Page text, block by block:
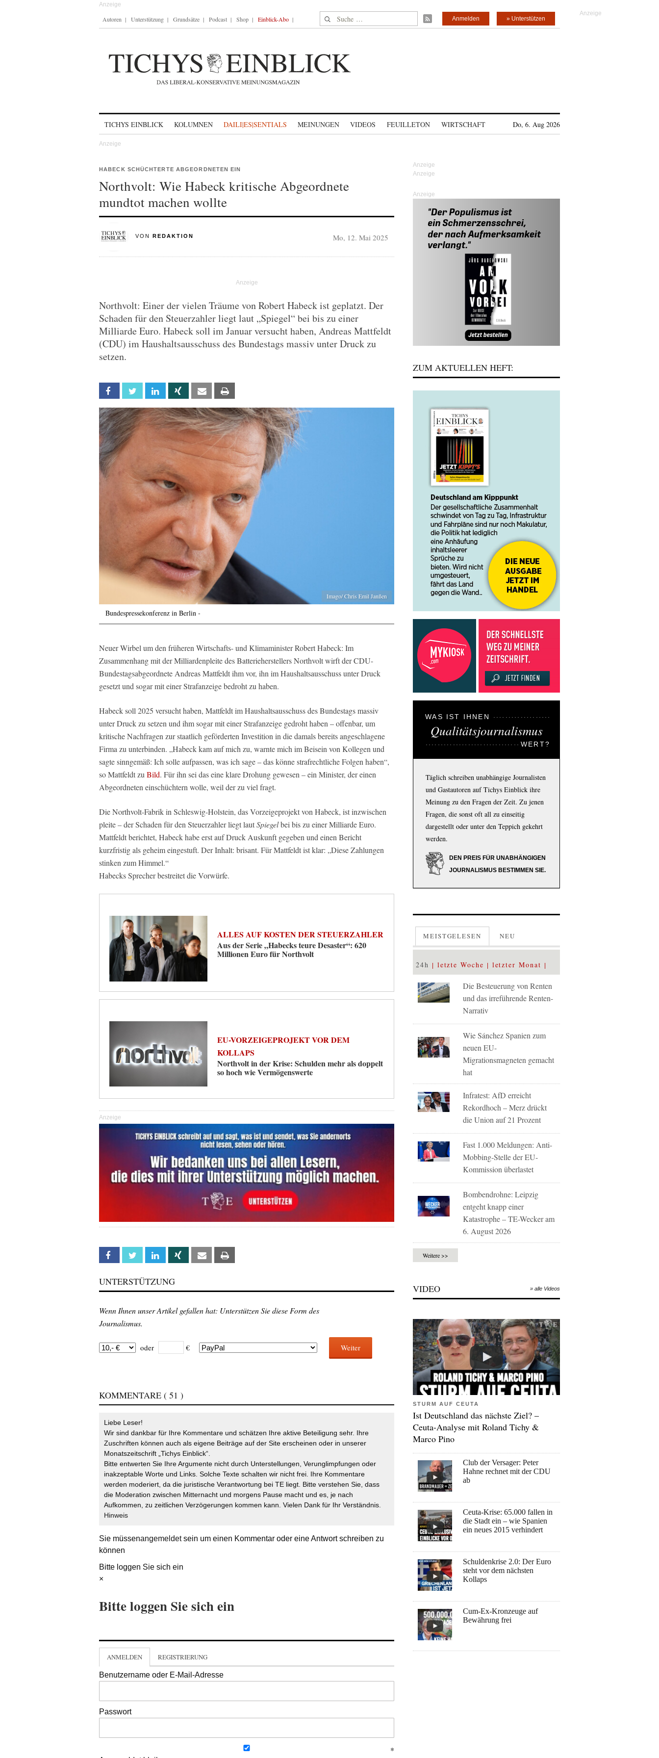
Autoren Unterstützung Grundsätze Podcast Shop Einblick-Abo Suche nach: » Unterstützen
Anmelden
TICHYS EINBLICK KOLUMNEN DAILI|ES|SENTIALS MEINUNGEN VIDEOS FEUILLETON WIRTSCHAFT Do, 6. Aug 2026
HABECK SCHÜCHTERTE ABGEORDNETEN EIN
Northvolt: Wie Habeck kritische Abgeordnete
mundtot machen wollte
VON REDAKTION Mo, 12. Mai 2025
Northvolt: Einer der vielen Träume von Robert Habeck ist geplatzt. Der
Schaden für den Steuerzahler liegt laut „Spiegel“ bei bis zu einer
Milliarde Euro. Habeck soll im Januar versucht haben, Andreas Mattfeldt
(CDU) im Haushaltsausschuss des Bundestags massiv unter Druck zu
setzen.
Facebook Twitter Linkedin Xing Email
Imago/ Chris Emil Janßen
Bundespressekonferenz in Berlin -
Neuer Wirbel um den früheren Wirtschafts- und Klimaminister Robert Habeck: Im
Zusammenhang mit der Milliardenpleite des Batterieherstellers Northvolt wirft der CDU-
Bundestagsabgeordnete Andreas Mattfeldt ihm vor, ihn im Haushaltsausschuss unter Druck
gesetzt und sogar mit einer Strafanzeige bedroht zu haben.
Habeck soll 2025 versucht haben, Mattfeldt im Haushaltsausschuss des Bundestags massiv
unter Druck zu setzen und ihm sogar mit einer Strafanzeige gedroht haben – offenbar, um
kritische Nachfragen zur staatlich geförderten Investition in die damals bereits angeschlagene
Firma zu unterbinden. „Habeck kam auf mich zu, warnte mich im Beisein von Kollegen und
sagte sinngemäß: Ich solle aufpassen, was ich sage – das könne strafrechtliche Folgen haben“,
so Mattfeldt zu Bild. Für ihn sei das eine klare Drohung gewesen – ein Minister, der einen
Abgeordneten einschüchtern wolle, weil der zu viel fragt.
Die Northvolt-Fabrik in Schleswig-Holstein, das Vorzeigeprojekt von Habeck, ist inzwischen
pleite – der Schaden für den Steuerzahler liegt lautSpiegelbei bis zu einer Milliarde Euro.
Mattfeldt berichtet, Habeck habe erst auf Druck Auskunft gegeben und einen Bericht
kurzfristig als geheim eingestuft. Der Inhalt: brisant. Für Mattfeldt ist klar: „Diese Zahlungen
stinken zum Himmel.“
Habecks Sprecher bestreitet die Vorwürfe.
ALLES AUF KOSTEN DER STEUERZAHLER
Aus der Serie „Habecks teure Desaster“: 620
Millionen Euro für Northvolt
EU-VORZEIGEPROJEKT VOR DEM
KOLLAPS
Northvolt in der Krise: Schulden mehr als doppelt
so hoch wie Vermögenswerte
Anzeige
Facebook Twitter Linkedin Xing Email
UNTERSTÜTZUNG
Wenn Ihnen unser Artikel gefallen hat: Unterstützen Sie diese Form des
Journalismus.
oder € Weiter
KOMMENTARE ( 51 )
Liebe Leser!
Wir sind dankbar für Ihre Kommentare und schätzen Ihre aktive Beteiligung sehr. Ihre
Zuschriften können auch als eigene Beiträge auf der Site erscheinen oder in unserer
Monatszeitschrift „Tichys Einblick“.
Bitte entwerten Sie Ihre Argumente nicht durch Unterstellungen, Verunglimpfungen oder
inakzeptable Worte und Links. Solche Texte schalten wir nicht frei. Ihre Kommentare
werden moderiert, da die juristische Verantwortung bei TE liegt. Bitte verstehen Sie, dass
die Moderation zwischen Mitternacht und morgens Pause macht und es, je nach
Aufkommen, zu zeitlichen Verzögerungen kommen kann. Vielen Dank für Ihr Verständnis.
Hinweis
Sie müssenangemeldetsein um einen Kommentar oder eine Antwort schreiben zu
können
Bitte loggen Sie sich ein
×
Bitte loggen Sie sich ein
ANMELDEN REGISTRIERUNG
Benutzername oder E-Mail-Adresse
Passwort
Anzeige
ZUM AKTUELLEN HEFT:
WAS IST IHNEN
Qualitätsjournalismus
WERT?
Täglich schreiben unabhängige Journalisten
und Gastautoren auf Tichys Einblick ihre
Meinung zu den Fragen der Zeit. Zu jenen
Fragen, die sonst oft all zu einseitig
dargestellt oder unter den Teppich gekehrt
werden.
DEN PREIS FÜR UNABHÄNGIGEN
JOURNALISMUS BESTIMMEN SIE.
MEISTGELESEN NEU
24h letzte Woche letzter Monat
Die Besteuerung von Renten
und das irreführende Renten-
Narrativ
Wie Sánchez Spanien zum
neuen EU-
Migrationsmagneten gemacht
hat
Infratest: AfD erreicht
Rekordhoch – Merz drückt
die Union auf 21 Prozent
Fast 1.000 Meldungen: Anti-
Mobbing-Stelle der EU-
Kommission überlastet
Bombendrohne: Leipzig
entgeht knapp einer
Katastrophe – TE-Wecker am
6. August 2026
Weitere >>
VIDEO » alle Videos
STURM AUF CEUTA
Ist Deutschland das nächste Ziel? –
Ceuta-Analyse mit Roland Tichy &
Marco Pino
Club der Versager: Peter
Hahne rechnet mit der CDU
ab
Ceuta-Krise: 65.000 fallen in
die Stadt ein – wie Spanien
ein neues 2015 verhindert
Schuldenkrise 2.0: Der Euro
steht vor dem nächsten
Kollaps
Cum-Ex-Kronzeuge auf
Bewährung frei